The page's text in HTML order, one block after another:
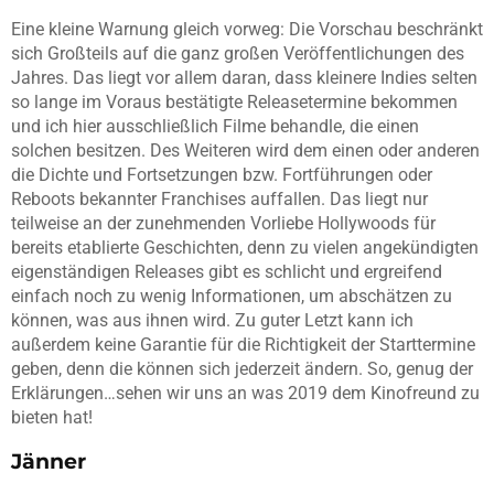
Eine kleine Warnung gleich vorweg: Die Vorschau beschränkt
sich Großteils auf die ganz großen Veröffentlichungen des
Jahres. Das liegt vor allem daran, dass kleinere Indies selten
so lange im Voraus bestätigte Releasetermine bekommen
und ich hier ausschließlich Filme behandle, die einen
solchen besitzen. Des Weiteren wird dem einen oder anderen
die Dichte und Fortsetzungen bzw. Fortführungen oder
Reboots bekannter Franchises auffallen. Das liegt nur
teilweise an der zunehmenden Vorliebe Hollywoods für
bereits etablierte Geschichten, denn zu vielen angekündigten
eigenständigen Releases gibt es schlicht und ergreifend
einfach noch zu wenig Informationen, um abschätzen zu
können, was aus ihnen wird. Zu guter Letzt kann ich
außerdem keine Garantie für die Richtigkeit der Starttermine
geben, denn die können sich jederzeit ändern. So, genug der
Erklärungen…sehen wir uns an was 2019 dem Kinofreund zu
bieten hat!
Jänner